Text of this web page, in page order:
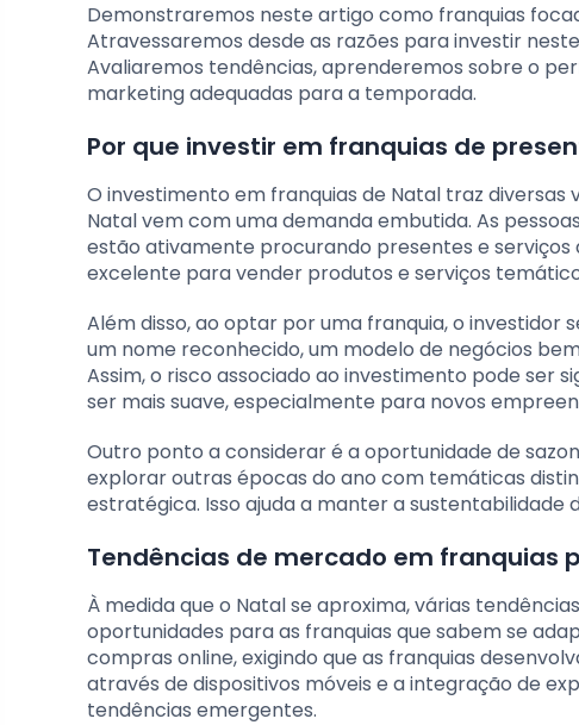
Demonstraremos neste artigo como franquias
Atravessaremos desde as razões para investir
Avaliaremos tendências, aprenderemos sobre o
marketing adequadas para a temporada.
Por que investir em franquias de
O investimento em franquias de Natal traz
Natal vem com uma demanda embutida. As
estão ativamente procurando presentes e serviços
excelente para vender produtos e serviços
Além disso, ao optar por uma franquia, o investidor
um nome reconhecido, um modelo de negócios
Assim, o risco associado ao investimento pode ser
ser mais suave, especialmente para novos
Outro ponto a considerar é a oportunidade de
explorar outras épocas do ano com temáticas
estratégica. Isso ajuda a manter a sustentabilidade
Tendências de mercado em franquias
À medida que o Natal se aproxima, várias
oportunidades para as franquias que sabem se
compras online, exigindo que as franquias
através de dispositivos móveis e a integração de
tendências emergentes.